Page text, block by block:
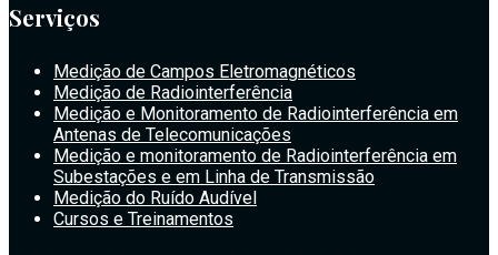
Serviços
Medição de Campos Eletromagnéticos
Medição de Radiointerferência
Medição e Monitoramento de Radiointerferência em
Antenas de Telecomunicações
Medição e monitoramento de Radiointerferência em
Subestações e em Linha de Transmissão
Medição do Ruído Audível
Cursos e Treinamentos